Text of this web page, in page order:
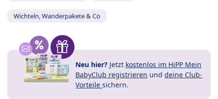
Wichteln, Wanderpakete & Co
Neu hier? Jetzt kostenlos im HiPP Mein
BabyClub registrieren und deine Club-
Vorteile sichern.